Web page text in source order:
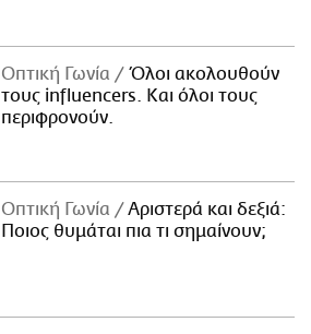
Οπτική Γωνία
Όλοι ακολουθούν
τους influencers. Και όλοι τους
περιφρονούν.
Οπτική Γωνία
Αριστερά και δεξιά:
Ποιος θυμάται πια τι σημαίνουν;